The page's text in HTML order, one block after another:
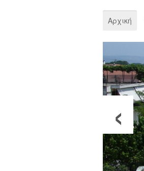
Αρχική
‹